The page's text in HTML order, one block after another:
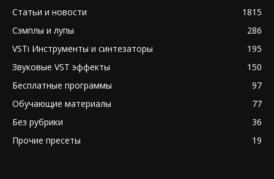
Статьи и новости
1815
Сэмплы и лупы
286
VSTi Инструменты и синтезаторы
195
Звуковые VST эффекты
150
Бесплатные программы
97
Обучающие материалы
77
Без рубрики
36
Прочие пресеты
19